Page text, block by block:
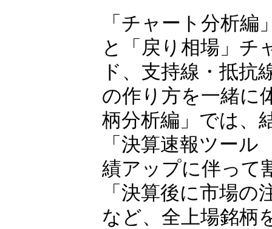
7月末まで配信中
「チャート分析編
と「戻り相場」チ
ド、支持線・抵抗
の作り方を一緒に
柄分析編」では
「決算速報ツー
績アップに伴っ
「決算後に市場の